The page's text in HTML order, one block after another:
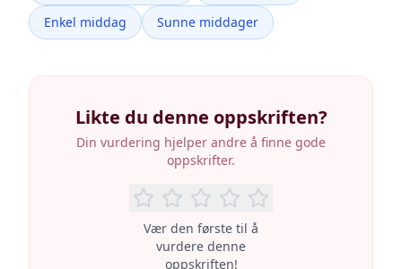
Enkel middag
Sunne middager
Likte du denne oppskriften?
Din vurdering hjelper andre å finne gode
oppskrifter.
Vær den første til å
vurdere denne
oppskriften!